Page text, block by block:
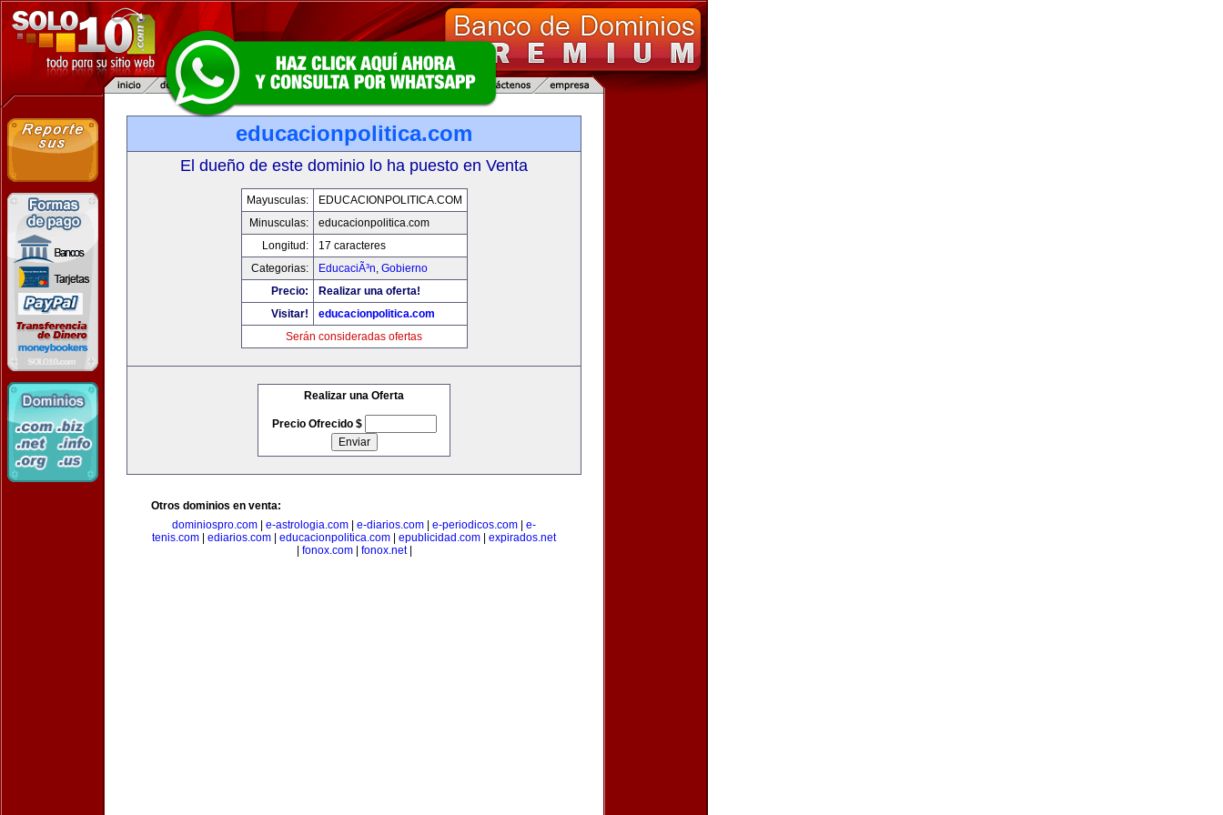
educacionpolitica.com
El dueño de este dominio lo ha puesto en Venta
Mayusculas:
EDUCACIONPOLITICA.COM
Minusculas:
educacionpolitica.com
Longitud:
17 caracteres
Categorias:
EducaciÃ³n, Gobierno
Precio:
Realizar una oferta!
Visitar!
educacionpolitica.com
Serán consideradas ofertas
Realizar una Oferta
Precio Ofrecido $
Otros dominios en venta:
dominiospro.com
e-astrologia.com e-diarios.com e-periodicos.com
e-
tenis.com
ediarios.com educacionpolitica.com epublicidad.com
expirados.net
fonox.com| fonox.net|